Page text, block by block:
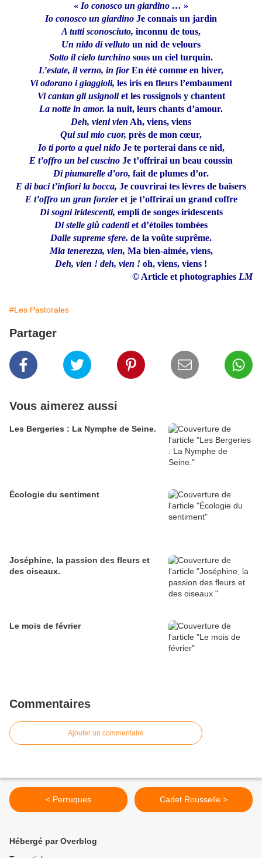
« Io conosco un giardino … »
Io conosco un giardino Je connais un jardin
A tutti sconosciuto, inconnu de tous,
Un nido di velluto un nid de velours
Sotto il cielo turchino sous un ciel turquin.
L’estate, il verno, in fiorEn été comme en hiver,
Vi odorano i giaggioli, les iris en fleurs l’embaument
Vi cantan gli usignoliet les rossignols y chantent
La notte in amor. la nuit, leurs chants d’amour.
Deh, vieni vien Ah, viens, viens
Qui sul mio cuor, près de mon cœur,
Io ti porto a quel nidoJe te porterai dans ce nid,
E t’offro un bel cuscino Je t’offrirai un beau coussin
Di piumarelle d’oro, fait de plumes d’or.
E di baci t’infiori la bocca, Je couvrirai tes lèvres de baisers
E t’offro un gran forzieret je t’offrirai un grand coffre
Di sogni iridescenti, empli de songes iridescents
Di stelle giù cadentiet d’étoiles tombées
Dalle supreme sfere. de la voûte suprême.
Mia tenerezza, vien, Ma bien-aimée, viens,
Deh, vien ! deh, vien ! oh, viens, viens !
© Article et photographies LM
#Les Pastorales
Partager
Vous aimerez aussi
Les Bergeries : La Nymphe de Seine.
Écologie du sentiment
Joséphine, la passion des fleurs et
des oiseaux.
Le mois de février
Commentaires
Ajouter un commentaire
< Perruques Cadet Rousselle >
Hébergé par Overblog